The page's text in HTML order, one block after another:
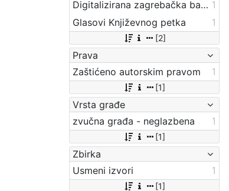
Digitalizirana zagrebačka baština 1
Glasovi Književnog petka
1
[2]
Prava
Zaštićeno autorskim pravom
1
[1]
Vrsta građe
zvučna građa - neglazbena
1
[1]
Zbirka
Usmeni izvori
1
[1]